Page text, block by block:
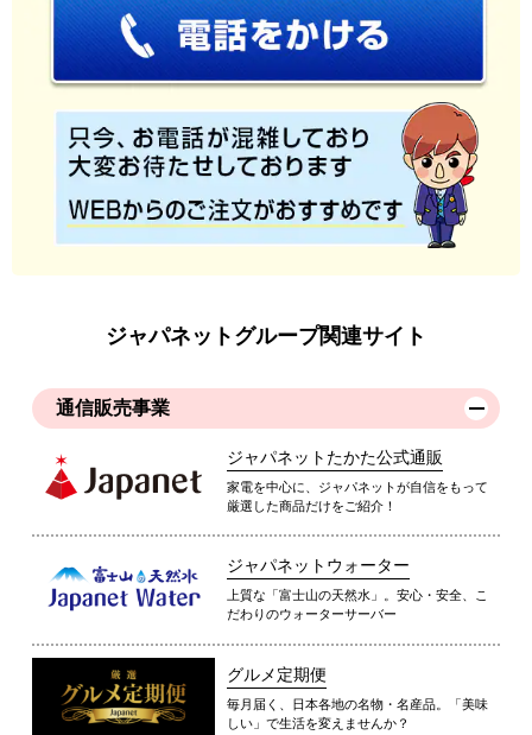
ジャパネットグループ関連サイト
通信販売事業
ジャパネットたかた公式通販
家電を中心に、ジャパネットが自信をもって
厳選した商品だけをご紹介！
ジャパネットウォーター
上質な「富士山の天然水」。安心・安全、こ
だわりのウォーターサーバー
グルメ定期便
毎月届く、日本各地の名物・名産品。「美味
しい」で生活を変えませんか？